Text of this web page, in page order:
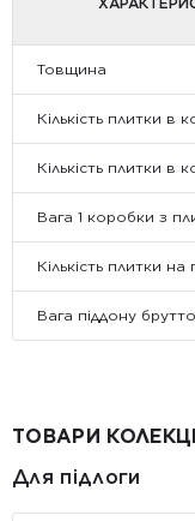
Товщина
Кількість плитки в
Кількість плитки в
Вага 1 коробки з
Кількість плитки на
Вага піддону
ТОВАРИ
Для підлоги